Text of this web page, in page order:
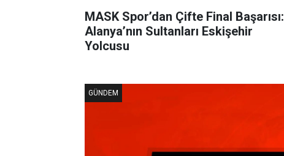
MASK Spor’dan Çifte Final Başarısı:
Alanya’nın Sultanları Eskişehir
Yolcusu
GÜNDEM